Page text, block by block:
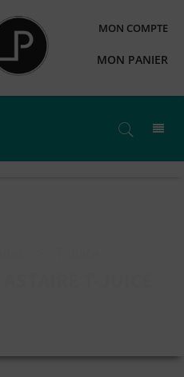
MON COMPTE
MON PANIER